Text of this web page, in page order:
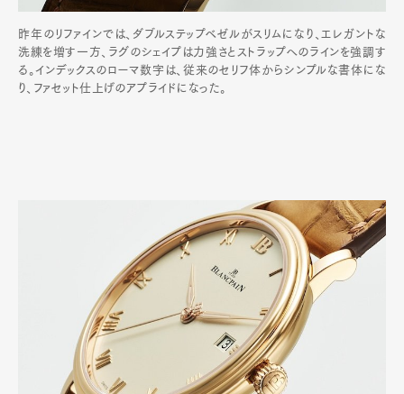
昨年のリファインでは、ダブルステップベゼルがスリムになり、エレガントな
洗練を増す一方、ラグのシェイプは力強さとストラップへのラインを強調す
る。インデックスのローマ数字は、従来のセリフ体からシンプルな書体にな
り、ファセット仕上げのアプライドになった。